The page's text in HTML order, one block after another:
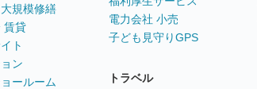
規模修繕
賃貸
ト
ン
ールーム
電力会社 小売
子ども見守りGPS
トラベル